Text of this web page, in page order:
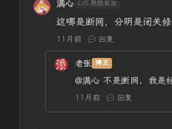
满心 Lv5.熟稔有加
这哪是断网，分明是闭关
11月前 回复
老张 博主
@满心 不是断网，我是
11月前 回复